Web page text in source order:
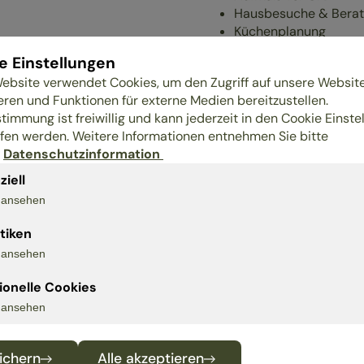
Hausbesuche &
Küchenplanung
Schlafplatzanalyse /
Schlosserei
Sonderanfertigungen
Möbel nach Maß
Handwerkernetzwerk
Ladestation für E-
UNSEREM
Einstellungen
verwendet Cookies, um den Zugriff auf unsere
und Funktionen für externe Medien bereitzustellen.
ist freiwillig und kann jederzeit in den Cookie
werden. Weitere Informationen entnehmen Sie bitte
Datenschutzinformation
Cookies
Alle akzeptieren